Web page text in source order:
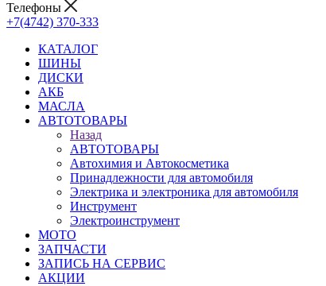
Телефоны
+7(4742) 370-333
КАТАЛОГ
ШИНЫ
ДИСКИ
АКБ
МАСЛА
АВТОТОВАРЫ
Назад
АВТОТОВАРЫ
Автохимия и Автокосметика
Принадлежности для автомобиля
Электрика и электроника для автомобиля
Инструмент
Электроинструмент
МОТО
ЗАПЧАСТИ
ЗАПИСЬ НА СЕРВИС
АКЦИИ